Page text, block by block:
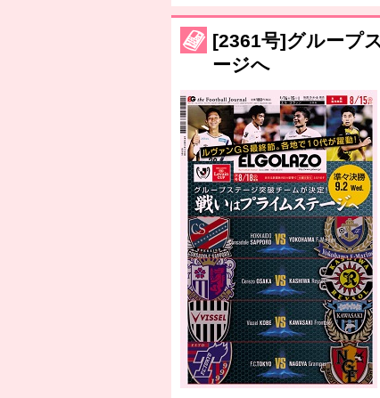
［3215号］WEEKLY EG
［3216号］行く末占うラストワン
［3217号］最高の景色へ出国
［3218号］WEEKLY EG
［3219号］特別な覇者へ 大逆転か
［3220号］伝説の王者、黄金のシャ
[2361号]グループ
ージへ